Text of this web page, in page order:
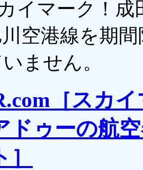
イマーク！成
空港線を期
ません。
［スカ
ドゥーの航